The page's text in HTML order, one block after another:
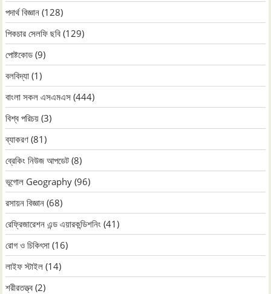
পদার্থ বিজ্ঞান (128)
পিকচার সেলফি ছবি (129)
পোষ্টকোড (9)
বলবিদ্যা (1)
বাংলা সকল এসএমএস (444)
বিশ্ব পরিচয় (3)
ব্যাকরণ (81)
ব্রেকিং নিউজ আপডেট (8)
ভূগোল Geography (96)
রসায়ন বিজ্ঞান (68)
রেফ্রিজারেশন এন্ড এয়ারকন্ডিশনিং (41)
রোগ ও চিকিৎসা (16)
লাইফ স্টাইল (14)
শরীরতত্ত্ব (2)